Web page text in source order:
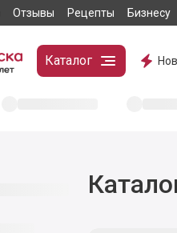
Отзывы Рецепты Бизнесу
Каталог